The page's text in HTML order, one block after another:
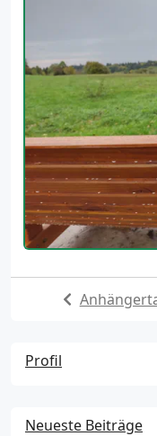
Profil
Neueste Beiträge